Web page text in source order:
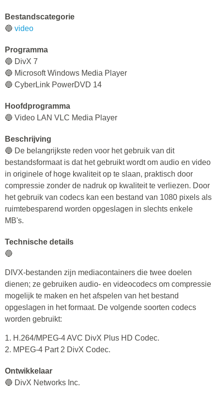
Bestandscategorie
🔵 video
Programma
🔵 DivX 7
🔵 Microsoft Windows Media Player
🔵 CyberLink PowerDVD 14
Hoofdprogramma
🔵 Video LAN VLC Media Player
Beschrijving
🔵 De belangrijkste reden voor het gebruik van dit
bestandsformaat is dat het gebruikt wordt om audio en video
in originele of hoge kwaliteit op te slaan, praktisch door
compressie zonder de nadruk op kwaliteit te verliezen. Door
het gebruik van codecs kan een bestand van 1080 pixels als
ruimtebesparend worden opgeslagen in slechts enkele
MB's.
Technische details
🔵
DIVX-bestanden zijn mediacontainers die twee doelen
dienen; ze gebruiken audio- en videocodecs om compressie
mogelijk te maken en het afspelen van het bestand
opgeslagen in het formaat. De volgende soorten codecs
worden gebruikt:
1. H.264/MPEG-4 AVC DivX Plus HD Codec.
2. MPEG-4 Part 2 DivX Codec.
Ontwikkelaar
🔵 DivX Networks Inc.